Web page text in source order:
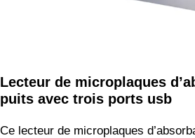
Lecteur de microplaques
puits avec trois ports usb
Ce lecteur de microplaques